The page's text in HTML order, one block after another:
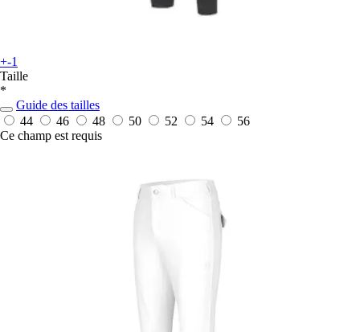
+-1
Taille
*
Guide des tailles
44
46 48 50 52 54
56
Ce champ est requis